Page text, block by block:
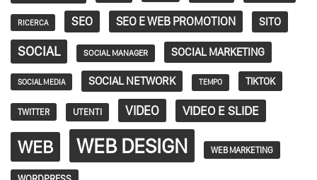
RICERCA SEO SEO E WEB PROMOTION SITO
SOCIAL SOCIAL MANAGER SOCIAL MARKETING
SOCIAL MEDIA SOCIAL NETWORK TEMPO TIKTOK
TWITTER UTENTI VIDEO VIDEO E SLIDE
WEB WEB DESIGN WEB MARKETING